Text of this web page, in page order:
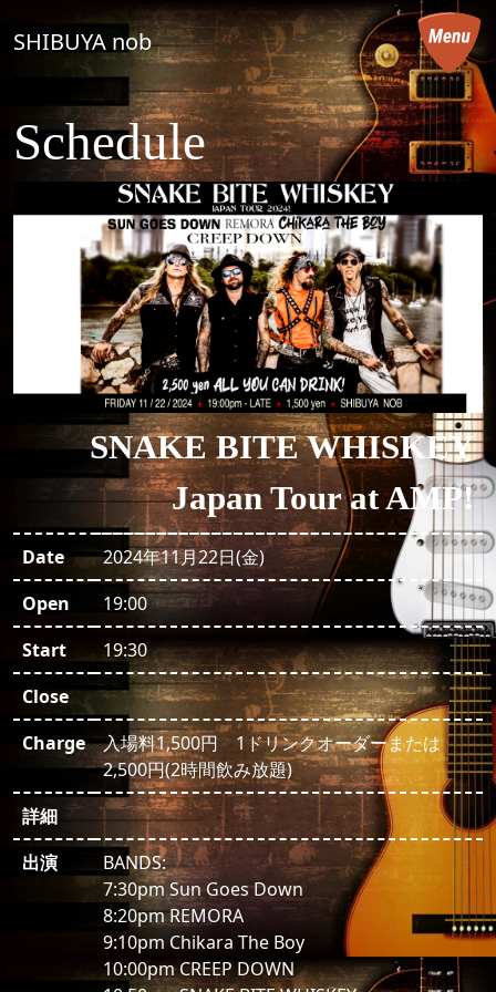
コンテンツへスキップ
メインナビゲーション
SHIBUYA nob
Schedule
SNAKE BITE WHISKEY
Japan Tour at AMP!
Date
2024年11月22日(金)
Open
19:00
Start
19:30
Close
Charge
入場料1,500円 1ドリンクオーダーまたは
2,500円(2時間飲み放題)
詳細
出演
BANDS:
7:30pm Sun Goes Down
8:20pm REMORA
9:10pm Chikara The Boy
10:00pm CREEP DOWN